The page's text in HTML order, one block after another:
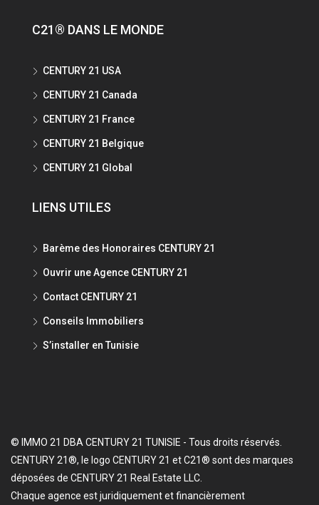
C21® DANS LE MONDE
CENTURY 21 USA
CENTURY 21 Canada
CENTURY 21 France
CENTURY 21 Belgique
CENTURY 21 Global
LIENS UTILES
Barème des Honoraires CENTURY 21
Ouvrir une Agence CENTURY 21
Contact CENTURY 21
Conseils Immobiliers
S’installer en Tunisie
© IMMO 21 DBA CENTURY 21 TUNISIE - Tous droits réservés.
CENTURY 21®, le logo CENTURY 21 et C21® sont des marques
déposées de CENTURY 21 Real Estate LLC.
Chaque agence est juridiquement et financièrement